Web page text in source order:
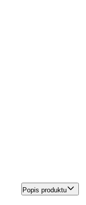
Popis produktu